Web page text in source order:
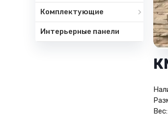
Комплектующие
Интерьерные панели
Вес: